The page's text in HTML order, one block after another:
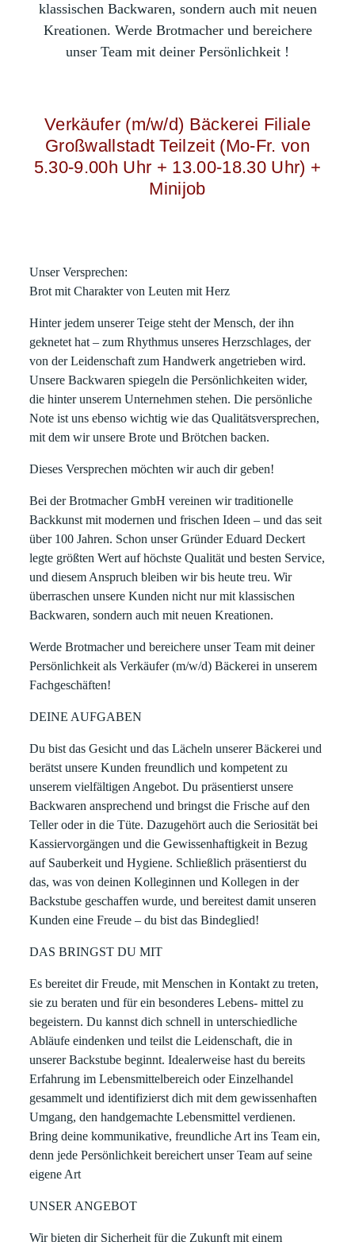
klassischen Backwaren, sondern auch mit neuen
Kreationen. Werde Brotmacher und bereichere
unser Team mit deiner Persönlichkeit !
Verkäufer (m/w/d) Bäckerei Filiale
Großwallstadt Teilzeit (Mo-Fr. von
5.30-9.00h Uhr + 13.00-18.30 Uhr) +
Minijob
Unser Versprechen:
Brot mit Charakter von Leuten mit Herz
Hinter jedem unserer Teige steht der Mensch, der ihn
geknetet hat – zum Rhythmus unseres Herzschlages, der
von der Leidenschaft zum Handwerk angetrieben wird.
Unsere Backwaren spiegeln die Persönlichkeiten wider,
die hinter unserem Unternehmen stehen. Die persönliche
Note ist uns ebenso wichtig wie das Qualitätsversprechen,
mit dem wir unsere Brote und Brötchen backen.
Dieses Versprechen möchten wir auch dir geben!
Bei der Brotmacher GmbH vereinen wir traditionelle
Backkunst mit modernen und frischen Ideen – und das seit
über 100 Jahren. Schon unser Gründer Eduard Deckert
legte größten Wert auf höchste Qualität und besten Service,
und diesem Anspruch bleiben wir bis heute treu. Wir
überraschen unsere Kunden nicht nur mit klassischen
Backwaren, sondern auch mit neuen Kreationen.
Werde Brotmacher und bereichere unser Team mit deiner
Persönlichkeit alsVerkäufer (m/w/d) Bäckereiin unserem
Fachgeschäften!
DEINE AUFGABEN
Du bist das Gesicht und das Lächeln unserer Bäckerei und
berätst unsere Kunden freundlich und kompetent zu
unserem vielfältigen Angebot. Du präsentierst unsere
Backwaren ansprechend und bringst die Frische auf den
Teller oder in die Tüte. Dazugehört auch die Seriosität bei
Kassiervorgängen und die Gewissenhaftigkeit in Bezug
auf Sauberkeit und Hygiene. Schließlich präsentierst du
das, was von deinen Kolleginnen und Kollegen in der
Backstube geschaffen wurde, und bereitest damit unseren
Kunden eine Freude – du bist das Bindeglied!
DAS BRINGST DU MIT
Es bereitet dir Freude, mit Menschen in Kontakt zu treten,
sie zu beraten und für ein besonderes Lebens- mittel zu
begeistern. Du kannst dich schnell in unterschiedliche
Abläufe eindenken und teilst die Leidenschaft, die in
unserer Backstube beginnt. Idealerweise hast du bereits
Erfahrung im Lebensmittelbereich oder Einzelhandel
gesammelt und identifizierst dich mit dem gewissenhaften
Umgang, den handgemachte Lebensmittel verdienen.
Bring deine kommunikative, freundliche Art ins Team ein,
denn jede Persönlichkeit bereichert unser Team auf seine
eigene Art
UNSER ANGEBOT
Wir bieten dir Sicherheit für die Zukunft mit einem